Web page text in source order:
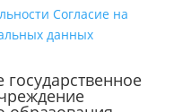
Согласие на
данных
государственное